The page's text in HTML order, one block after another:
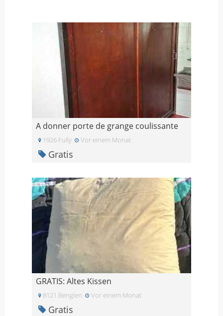
A donner porte de grange coulissante
1926 Fully Vor einem Monat
Gratis
GRATIS: Altes Kissen
8121 Benglen Vor einem Monat
Gratis